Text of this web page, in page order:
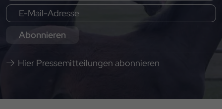
Abonnieren
Hier Pressemitteilungen abonnieren